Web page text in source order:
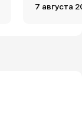
7 августа